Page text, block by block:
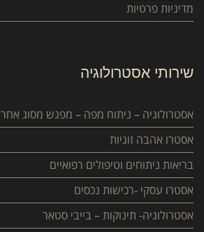
מדיניות פרטיות
שירותי אסטרולוגיה
אסטרולוגיה – ניתוח מפה – מפגש מסוג אחר
אסטרו אהבה זוגיות
בריאות ניתוחים וטיפולים רפואיים
אסטרו עסקי -רכישות נכסים
אסטרולוגיה- תינוקות – בייבי סטאר